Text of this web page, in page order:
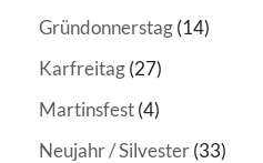
Gründonnerstag(14)
Karfreitag(27)
Martinsfest(4)
Neujahr / Silvester(33)